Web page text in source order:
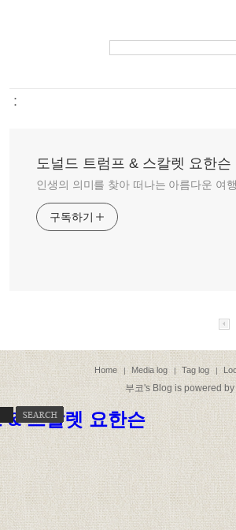
:
도널드 트럼프 & 스칼렛 요한슨
인생의 의미를 찾아 떠나는 아름다운 여
구독하기
Home | Media log | Tag log |
부코's Blog is powered by
& 스칼렛 요한슨